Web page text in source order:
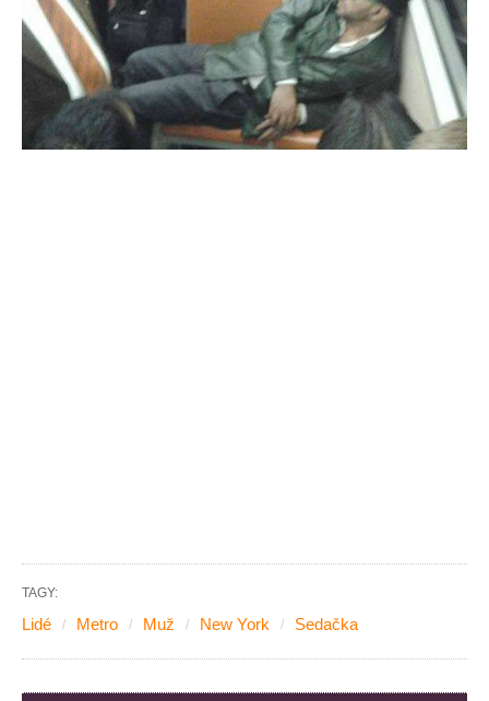
TAGY:
Lidé Metro Muž New York Sedačka